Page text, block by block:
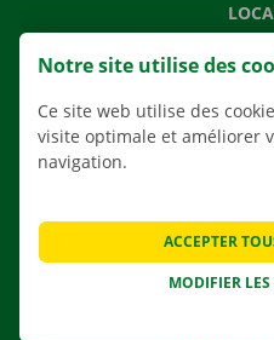
Notre site utilise des
Ce site web utilise des
visite optimale et améliorer
navigation.
MODIFIER LES
ACCEPTER